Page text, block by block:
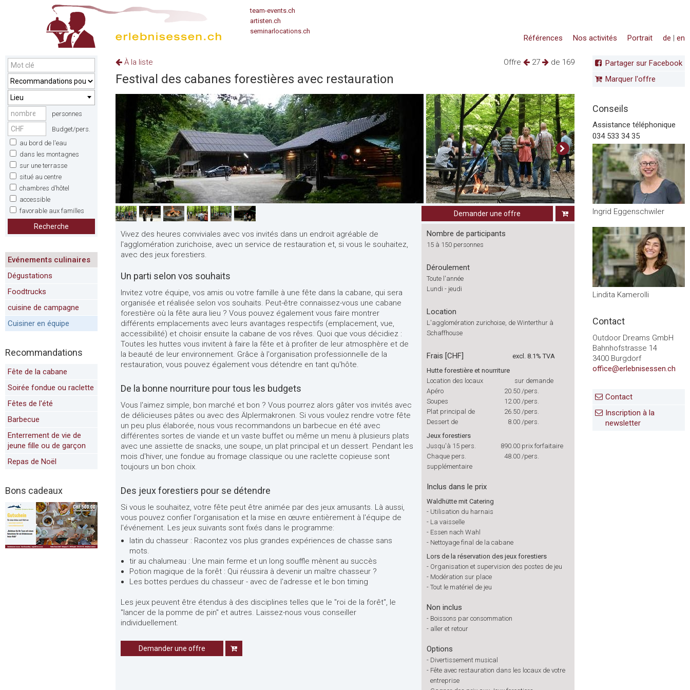
team-events.ch
artisten.ch
seminarlocations.ch
de | en
Portrait
Nos activités
Références
Lieu
personnes
Budget/pers.
au bord de l'eau
dans les montagnes
sur une terrasse
situé au centre
chambres d’hôtel
accessible
favorable aux familles
Recherche
Evénements culinaires
Dégustations
Foodtrucks
cuisine de campagne
Cuisiner en équipe
Recommandations
Fête de la cabane
Soirée fondue ou raclette
Fêtes de l'été
Barbecue
Enterrement de vie de
jeune fille ou de garçon
Repas de Noël
Bons cadeaux
Offre 27 de 169
À la liste
Festival des cabanes forestières avec restauration
Demander une offre
Vivez des heures conviviales avec vos invités dans un endroit agréable de
l'agglomération zurichoise, avec un service de restauration et, si vous le souhaitez,
avec des jeux forestiers.
Un parti selon vos souhaits
Invitez votre équipe, vos amis ou votre famille à une fête dans la cabane, qui sera
organisée et réalisée selon vos souhaits. Peut-être connaissez-vous une cabane
forestière où la fête aura lieu ? Vous pouvez également vous faire montrer
différents emplacements avec leurs avantages respectifs (emplacement, vue,
accessibilité) et choisir ensuite la cabane de vos rêves. Quoi que vous décidiez :
Toutes les huttes vous invitent à faire la fête et à profiter de leur atmosphère et de
la beauté de leur environnement. Grâce à l'organisation professionnelle de la
restauration, vous pouvez également vous détendre en tant qu'hôte.
De la bonne nourriture pour tous les budgets
Vous l'aimez simple, bon marché et bon ? Vous pourrez alors gâter vos invités avec
de délicieuses pâtes ou avec des Älplermakronen. Si vous voulez rendre votre fête
un peu plus élaborée, nous vous recommandons un barbecue en été avec
différentes sortes de viande et un vaste buffet ou même un menu à plusieurs plats
avec une assiette de snacks, une soupe, un plat principal et un dessert. Pendant les
mois d'hiver, une fondue au fromage classique ou une raclette copieuse sont
toujours un bon choix.
Des jeux forestiers pour se détendre
Si vous le souhaitez, votre fête peut être animée par des jeux amusants. Là aussi,
vous pouvez confier l'organisation et la mise en œuvre entièrement à l'équipe de
l'événement. Les jeux suivants sont fixés dans le programme:
latin du chasseur : Racontez vos plus grandes expériences de chasse sans
mots.
tir au chalumeau : Une main ferme et un long souffle mènent au succès
Potion magique de la forêt : Qui réussira à devenir un maître chasseur ?
Les bottes perdues du chasseur - avec de l'adresse et le bon timing
Les jeux peuvent être étendus à des disciplines telles que le "roi de la forêt", le
"lancer de la pomme de pin" et autres. Laissez-nous vous conseiller
individuellement.
Demander une offre
Nombre de participants
15 à 150 personnes
Déroulement
Toute l'année
Lundi - jeudi
Location
L'agglomération zurichoise, de Winterthur à
Schaffhouse
Frais [CHF]
excl. 8.1% TVA
Hutte forestière et nourriture
Location des locaux
sur demande
Apéro
20.50 /pers.
Soupes
12.00 /pers.
Plat principal de
26.50 /pers.
Dessert de
8.00 /pers.
Jeux forestiers
Jusqu'à 15 pers.
890.00 prix forfaitaire
Chaque pers.
supplémentaire
48.00 /pers.
Inclus dans le prix
Waldhütte mit Catering
- Utilisation du harnais
- La vaisselle
- Essen nach Wahl
- Nettoyage final de la cabane
Lors de la réservation des jeux forestiers
- Organisation et supervision des postes de jeu
- Modération sur place
- Tout le matériel de jeu
Non inclus
- Boissons par consommation
- aller et retour
Options
- Divertissement musical
- Fête avec restauration dans les locaux de votre
entreprise
Partager sur Facebook
Marquer l'offre
Conseils
Assistance téléphonique
034 533 34 35
Ingrid Eggenschwiler
Lindita Kamerolli
Contact
Outdoor Dreams GmbH
Bahnhofstrasse 14
3400 Burgdorf
office@erlebnisessen.ch
Contact
Inscription à la
newsletter